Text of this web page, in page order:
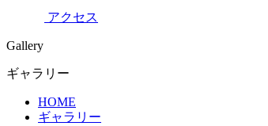
アクセス
Gallery
ギャラリー
HOME
ギャラリー